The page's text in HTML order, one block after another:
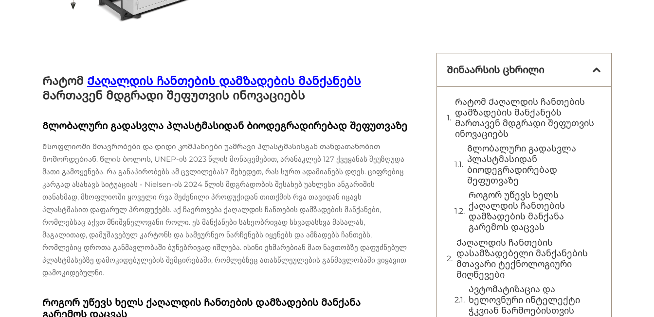
Რატომ Ქაღალდის ჩანთების დამზადების მანქანებს
Მართავენ მდგრადი შეფუთვის ინოვაციებს
Გლობალური გადასვლა პლასტმასიდან ბიოდეგრადირებად შეფუთვაზე
Მსოფლიოში მთავრობები და დიდი კომპანიები უამრავი პლასტმასისგან თანდათანობით
მოშორდებიან. წლის ბოლოს, UNEP-ის 2023 წლის მონაცემებით, არანაკლებ 127 ქვეყანას შეუზღუდა
მათი გამოყენება. რა განაპირობებს ამ ცვლილებას? შეხედეთ, რას სურთ ადამიანებს დღეს. ციფრებიც
კარგად ასახავს სიტუაციას - Nielsen-ის 2024 წლის მდგრადობის შესახებ უახლესი ანგარიშის
თანახმად, მსოფლიოში ყოველი რვა შეძენილი პროდუქიდან თითქმის რვა თავიდან იცავს
პლასტმასით დაფარულ პროდუქებს. აქ ჩაერთვება ქაღალდის ჩანთების დამზადების მანქანები,
რომლებსაც აქვთ მნიშვნელოვანი როლი. ეს მანქანები სახეობრივად სხვადასხვა მასალას,
მაგალითად, დამუშავებულ კარტონს და სამეურნეო ნარჩენებს იყენებს და ამზადებს ჩანთებს,
რომლებიც დროთა განმავლობაში ბუნებრივად იშლება. ისინი ეხმარებიან მათ ნავთობზე დაფუძნებულ
პლასტმასებზე დამოკიდებულების შემცირებაში, რომლებზეც ათასწლეულების განმავლობაში ვიყავით
დამოკიდებულნი.
Როგორ უწევს ხელს ქაღალდის ჩანთების დამზადების მანქანა
გარემოს დაცვას
Შინაარსის ცხრილი
Რატომ Ქაღალდის ჩანთების
დამზადების მანქანებს
Მართავენ მდგრადი შეფუთვის
ინოვაციებს
Გლობალური გადასვლა
პლასტმასიდან
ბიოდეგრადირებად
შეფუთვაზე
Როგორ უწევს ხელს
ქაღალდის ჩანთების
დამზადების მანქანა
გარემოს დაცვას
Ქაღალდის ჩანთების
დასამზადებელი მანქანების
მთავარი ტექნოლოგიური
მიღწევები
Ავტომატიზაცია და
ხელოვნური ინტელექტი
ჭკვიან წარმოებისთვის